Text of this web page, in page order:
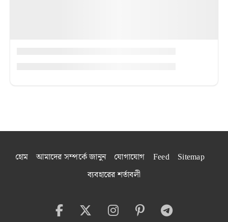
হোম আমাদের সম্পর্কে জানুন যোগাযোগ Feed
Sitemap
ব্যবহারের শর্তাবলী